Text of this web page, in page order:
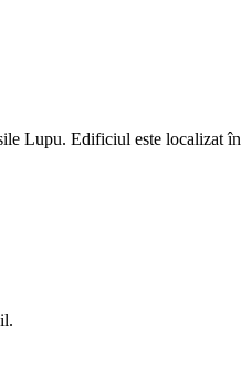
Lupu. Edificiul este localizat